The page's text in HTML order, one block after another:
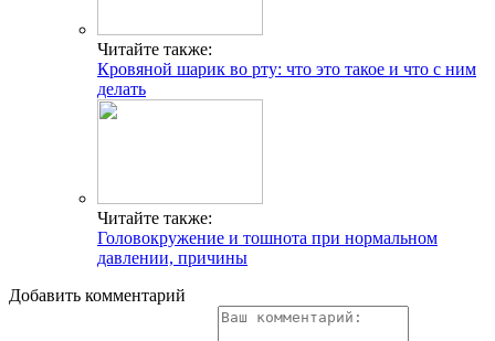
Читайте также:
Кровяной шарик во рту: что это такое и что с ним
делать
Читайте также:
Головокружение и тошнота при нормальном
давлении, причины
Добавить комментарий